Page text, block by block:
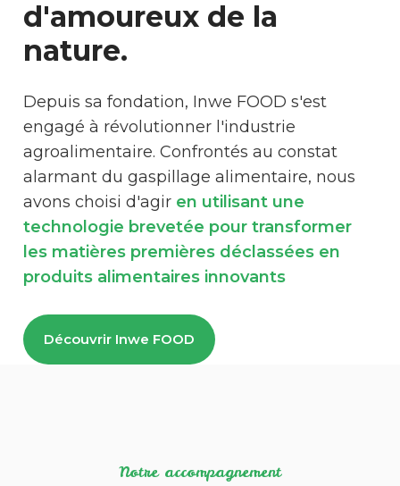
d'amoureux de la
nature.
Depuis sa fondation, Inwe FOOD s'est
engagé à révolutionner l'industrie
agroalimentaire. Confrontés au constat
alarmant du gaspillage alimentaire, nous
avons choisi d'agir en utilisant une
technologie brevetée pour transformer
les matières premières déclassées en
produits alimentaires innovants
Découvrir Inwe FOOD
Notre accompagnement